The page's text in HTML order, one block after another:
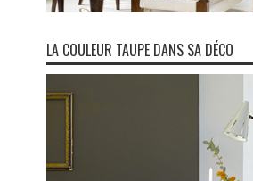
LA COULEUR TAUPE DANS SA DÉCO